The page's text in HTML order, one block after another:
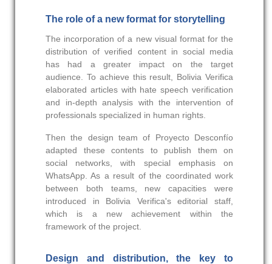
The role of a new format for storytelling
The incorporation of a new visual format for the
distribution of verified content in social media
has had a greater impact on the target
audience. To achieve this result, Bolivia Verifica
elaborated articles with hate speech verification
and in-depth analysis with the intervention of
professionals specialized in human rights.
Then the design team of Proyecto Desconfío
adapted these contents to publish them on
social networks, with special emphasis on
WhatsApp. As a result of the coordinated work
between both teams, new capacities were
introduced in Bolivia Verifica's editorial staff,
which is a new achievement within the
framework of the project.
Design and distribution, the key to